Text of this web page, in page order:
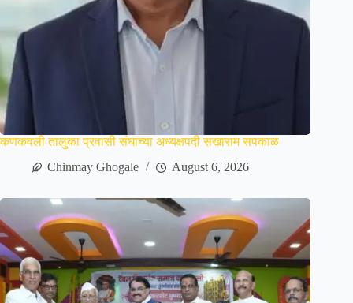
कणकवली तालुका प्रवासी संघाच्या अध्यक्षपदी सखाराम सपकाळ
Chinmay Ghogale
August 6, 2026